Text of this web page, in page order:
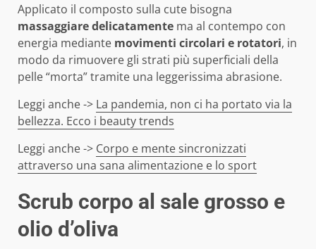
Applicato il composto sulla cute bisogna
massaggiare delicatamente ma al contempo con
energia mediante movimenti circolari e rotatori, in
modo da rimuovere gli strati più superficiali della
pelle “morta” tramite una leggerissima abrasione.
Leggi anche -> La pandemia, non ci ha portato via la
bellezza. Ecco i beauty trends
Leggi anche -> Corpo e mente sincronizzati
attraverso una sana alimentazione e lo sport
Scrub corpo al sale grosso e
olio d’oliva